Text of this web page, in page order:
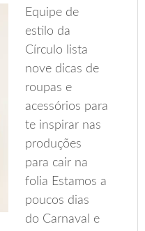
Equipe de
estilo da
Círculo lista
nove dicas de
roupas e
acessórios para
te inspirar nas
produções
para cair na
folia Estamos a
poucos dias
do Carnaval e